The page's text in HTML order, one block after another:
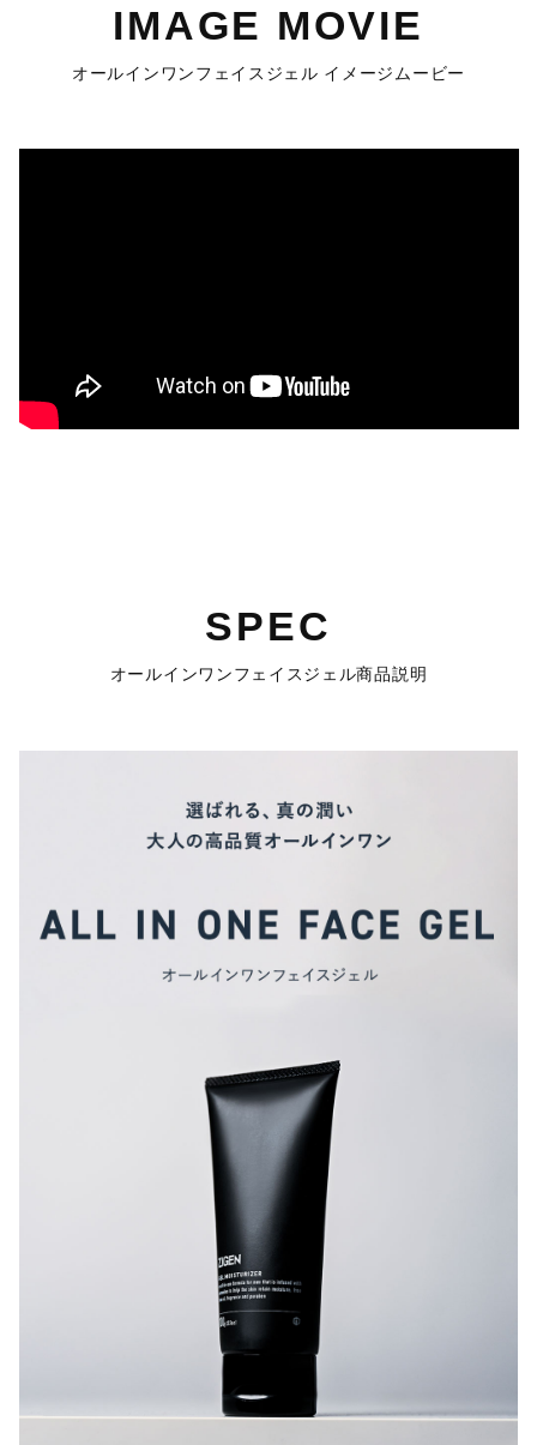
IMAGE MOVIE
オールインワンフェイスジェル イメージムービー
SPEC
オールインワンフェイスジェル商品説明